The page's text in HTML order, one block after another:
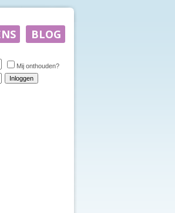
Mij onthouden?